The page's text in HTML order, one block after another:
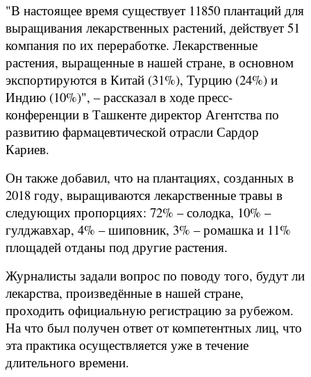
"В настоящее время существует 11850 плантаций для
выращивания лекарственных растений, действует 51
компания по их переработке. Лекарственные
растения, выращенные в нашей стране, в основном
экспортируются в Китай (31%), Турцию (24%) и
Индию (10%)", – рассказал в ходе пресс-
конференции в Ташкенте директор Агентства по
развитию фармацевтической отрасли Сардор
Кариев.
Он также добавил, что на плантациях, созданных в
2018 году, выращиваются лекарственные травы в
следующих пропорциях: 72% – солодка, 10% –
гулджавхар, 4% – шиповник, 3% – ромашка и 11%
площадей отданы под другие растения.
Журналисты задали вопрос по поводу того, будут ли
лекарства, произведённые в нашей стране,
проходить официальную регистрацию за рубежом.
На что был получен ответ от компетентных лиц, что
эта практика осуществляется уже в течение
длительного времени.